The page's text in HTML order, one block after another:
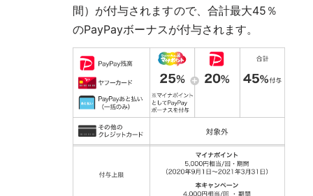
間）が付与されますので、合計最大45％
のPayPayボーナスが付与されます。